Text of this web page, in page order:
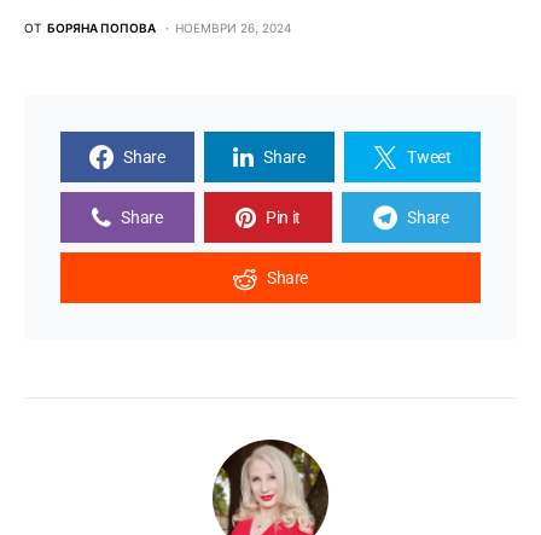
ОТ БОРЯНА ПОПОВА НОЕМВРИ 26, 2024
Share Share Tweet
Share Pin it Share
Share